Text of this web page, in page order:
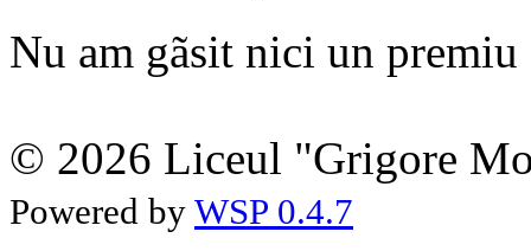
Nu am gãsit nici un premiu
© 2026 Liceul "Grigore
Powered by WSP 0.4.7